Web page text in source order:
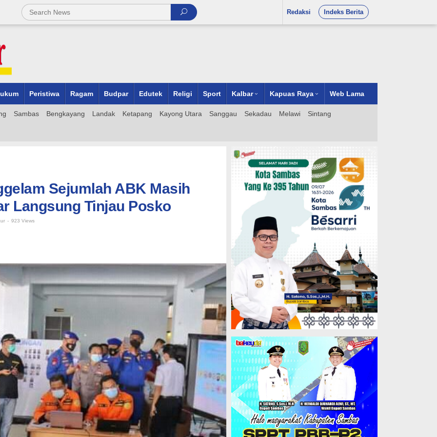
Redaksi Indeks Berita
Peristiwa Ragam Budpar Edutek Religi Sport Kalbar Kapuas Raya Web Lama
Sambas Bengkayang Landak Ketapang Kayong Utara Sanggau Sekadau Melawi Sintang
Sejumlah ABK Masih
Langsung Tinjau Posko
- 923 Views